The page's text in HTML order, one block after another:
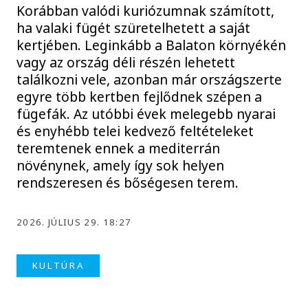
Korábban valódi kuriózumnak számított,
ha valaki fügét szüretelhetett a saját
kertjében. Leginkább a Balaton környékén
vagy az ország déli részén lehetett
találkozni vele, azonban már országszerte
egyre több kertben fejlődnek szépen a
fügefák. Az utóbbi évek melegebb nyarai
és enyhébb telei kedvező feltételeket
teremtenek ennek a mediterrán
növénynek, amely így sok helyen
rendszeresen és bőségesen terem.
2026. JÚLIUS 29. 18:27
KULTÚRA